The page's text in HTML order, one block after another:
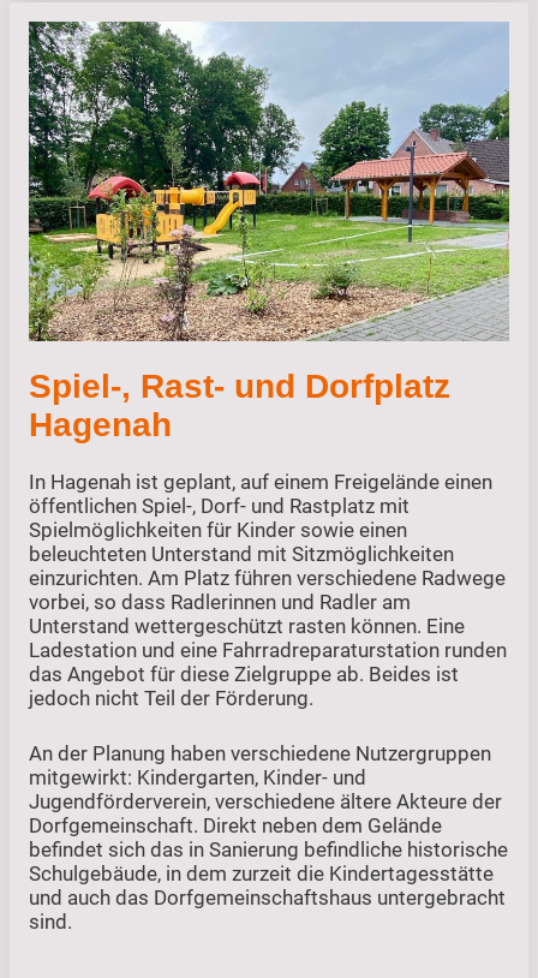
Spiel-, Rast- und Dorfplatz
Hagenah
In Hagenah ist geplant, auf einem Freigelände einen
öffentlichen Spiel-, Dorf- und Rastplatz mit
Spielmöglichkeiten für Kinder sowie einen
beleuchteten Unterstand mit Sitzmöglichkeiten
einzurichten. Am Platz führen verschiedene Radwege
vorbei, so dass Radlerinnen und Radler am
Unterstand wettergeschützt rasten können. Eine
Ladestation und eine Fahrradreparaturstation runden
das Angebot für diese Zielgruppe ab. Beides ist
jedoch nicht Teil der Förderung.
An der Planung haben verschiedene Nutzergruppen
mitgewirkt: Kindergarten, Kinder- und
Jugendförderverein, verschiedene ältere Akteure der
Dorfgemeinschaft. Direkt neben dem Gelände
befindet sich das in Sanierung befindliche historische
Schulgebäude, in dem zurzeit die Kindertagesstätte
und auch das Dorfgemeinschaftshaus untergebracht
sind.